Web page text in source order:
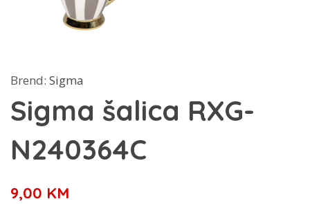
Brend: Sigma
Sigma šalica RXG-
N240364C
9,00 KM